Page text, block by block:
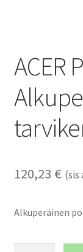
ACER
120,23 € (sis
Alkuperäinen